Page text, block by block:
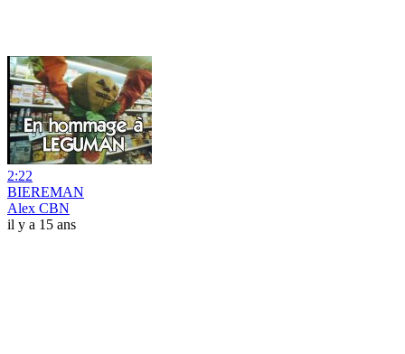
2:22
BIEREMAN
Alex CBN
il y a 15 ans